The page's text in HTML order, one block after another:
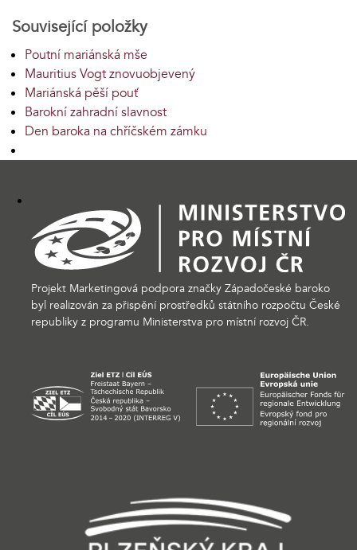
Související položky
Poutní mariánská mše
Mauritius Vogt znovuobjevený
Mariánská pěší pouť
Barokní zahradní slavnost
Den baroka na chříčském zámku
Projekt Marketingová podpora značky Západočeské baroko
byl realizován za přispění prostředků státního rozpočtu České
republiky z programu Ministerstva pro místní rozvoj ČR.